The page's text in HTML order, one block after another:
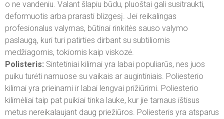
o ne vandeniu. Valant šlapiu būdu, pluoštai gali susitraukti,
deformuotis arba prarasti blizgesį. Jei reikalingas
profesionalus valymas, būtinai rinkitės sauso valymo
paslaugą, kuri turi patirties dirbant su subtiliomis
medžiagomis, tokiomis kaip viskozė.
Polisteris: Sintetiniai kilimai yra labai populiarūs, nes juos
puiku turėti namuose su vaikais ar augintiniais. Poliesterio
kilimai yra prieinami ir labai lengvai prižiūrimi. Poliesterio
kilimėliai taip pat puikiai tinka lauke, kur jie tarnaus ištisus
metus nereikalaujant daug priežiūros. Poliesteris yra atsparus